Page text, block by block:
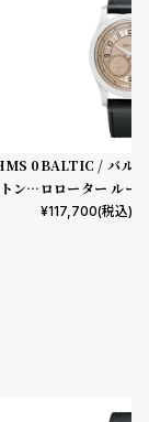
0
ンバ
BALTIC / バル
ロローター ルー
ン / ブラックサ
¥117,700(税込)